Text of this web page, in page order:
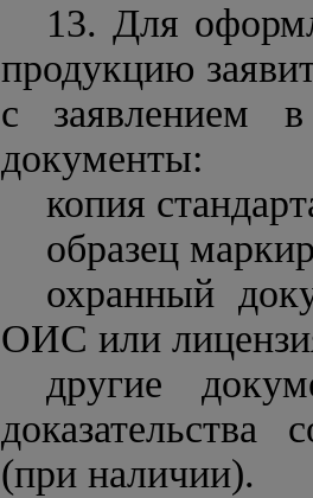
13. Для
продукцию
с заявлением
документы:
копия
образец
охранный
ОИС или
другие
доказательства
(при наличии).